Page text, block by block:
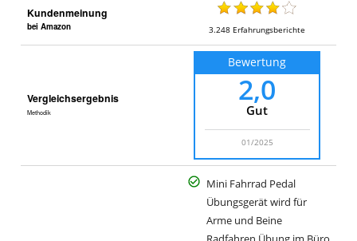
Kundenmeinung
bei Amazon 3.248 Erfahrungsberichte
Vergleichsergebnis
Methodik
Bewertung
2,0
Gut
01/2025
Mini Fahrrad Pedal
Übungsgerät wird für
Arme und Beine